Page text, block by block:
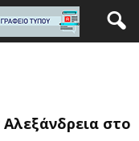
στο